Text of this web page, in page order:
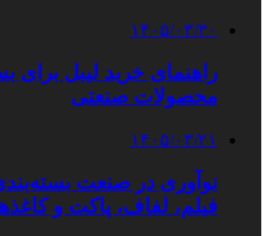
۱۴۰۵/۰۳/۳۰
راهنمای خرید لیبل برای
محصولات صنعتی
۱۴۰۵/۰۳/۲۱
نوآوری در صنعت
فیلم، لفاف، پاکت و